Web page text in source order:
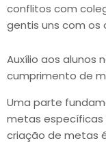
conflitos com
gentis uns com os
Auxílio aos alunos
cumprimento de
Uma parte
metas específicas
criação de metas